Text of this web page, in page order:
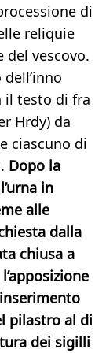
di
reliquie
del vescovo.
il testo di fra
Hrdy) da
ciascuno di
Dopo la
in
alle
dalla
chiusa a
pilastro al di
dei sigilli